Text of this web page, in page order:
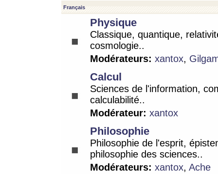
Français
Physique
Classique, quantique,
cosmologie..
Modérateurs: xantox,
Calcul
Sciences de l'information,
calculabilité..
Modérateur: xantox
Philosophie
Philosophie de l'esprit,
philosophie des sciences..
Modérateurs: xantox, Ache